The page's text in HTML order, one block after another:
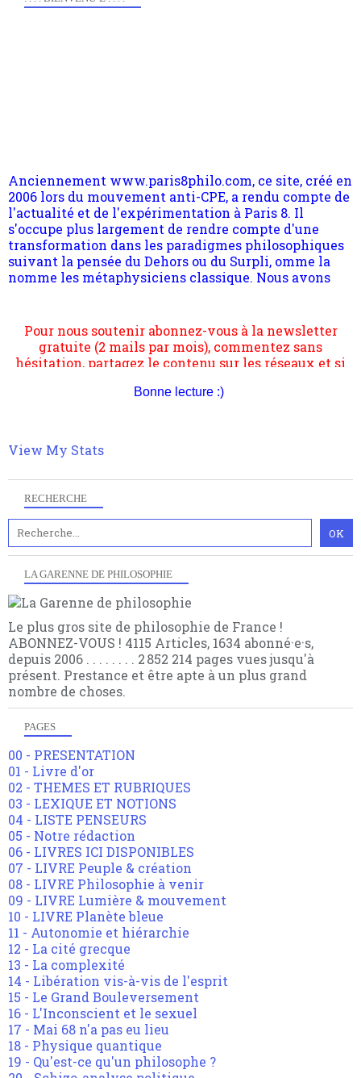
RECHERCHE
LA GARENNE DE PHILOSOPHIE
Le plus gros site de philosophie de France !
ABONNEZ-VOUS ! 4115 Articles, 1634 abonné·e·s,
depuis 2006 . . . . . . . . 2 852 214 pages vues jusqu'à
présent. Prestance et être apte à un plus grand
nombre de choses.
PAGES
00 - PRESENTATION
01 - Livre d'or
02 - THEMES ET RUBRIQUES
03 - LEXIQUE ET NOTIONS
04 - LISTE PENSEURS
05 - Notre rédaction
06 - LIVRES ICI DISPONIBLES
07 - LIVRE Peuple & création
08 - LIVRE Philosophie à venir
09 - LIVRE Lumière & mouvement
10 - LIVRE Planète bleue
11 - Autonomie et hiérarchie
12 - La cité grecque
13 - La complexité
14 - Libération vis-à-vis de l'esprit
15 - Le Grand Bouleversement
16 - L'Inconscient et le sexuel
17 - Mai 68 n'a pas eu lieu
18 - Physique quantique
19 - Qu'est-ce qu'un philosophe ?
s'occupe plus largement de rendre compte d'une
transformation dans les paradigmes philosophiques
suivant la pensée du Dehors ou du Surpli, omme la
nomme les métaphysiciens classique. Nous avons
quant à nous déjà basculé d'emblée dans la modernité
quantique, résolvant la plupart des impasses
philosophique du WWe siècle. Cette pensée hors
contrat est la marque d'une complexité, riche de
choses.
Pour nous soutenir abonnez-vous à la newsletter
vous le pouvez faîtes des liens depuis votre site.
Bonne lecture :)
View My Stats